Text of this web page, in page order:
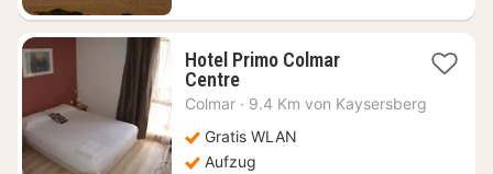
Hotel Primo Colmar
Centre1
Nacht
64,48
€
Colmar · 9.4 Km von Kaysersberg
Gratis WLAN
Aufzug